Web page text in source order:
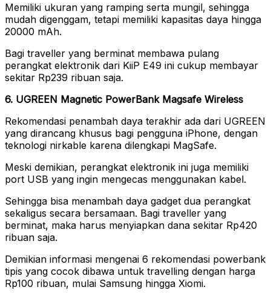
Memiliki ukuran yang ramping serta mungil, sehingga
mudah digenggam, tetapi memiliki kapasitas daya hingga
20000 mAh.
Bagi traveller yang berminat membawa pulang
perangkat elektronik dari KiiP E49 ini cukup membayar
sekitar Rp239 ribuan saja.
6. UGREEN Magnetic PowerBank Magsafe Wireless
Rekomendasi penambah daya terakhir ada dari UGREEN
yang dirancang khusus bagi pengguna iPhone, dengan
teknologi nirkable karena dilengkapi MagSafe.
Meski demikian, perangkat elektronik ini juga memiliki
port USB yang ingin mengecas menggunakan kabel.
Sehingga bisa menambah daya gadget dua perangkat
sekaligus secara bersamaan. Bagi traveller yang
berminat, maka harus menyiapkan dana sekitar Rp420
ribuan saja.
Demikian informasi mengenai 6 rekomendasi powerbank
tipis yang cocok dibawa untuk travelling dengan harga
Rp100 ribuan, mulai Samsung hingga Xiomi.